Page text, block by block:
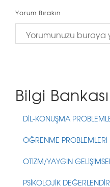
Yorum Bırakın
Bilgi Bankası
DİL-KONUŞMA
ÖĞRENME PROBLEMLERİ
OTİZM/YAYGIN
PSİKOLOJİK